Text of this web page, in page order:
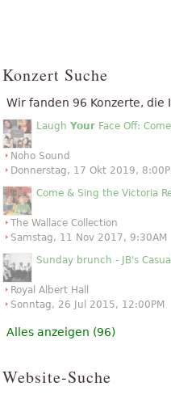
Konzert Suche
Wir fanden 96 Konzerte, die
Laugh Your Face Off:
Noho Sound
Donnerstag, 17 Okt 2019,
Come & Sing the Victoria
The Wallace Collection
Samstag, 11 Nov 2017, 9:30AM
Sunday brunch - JB's
Royal Albert Hall
Sonntag, 26 Jul 2015, 12:00PM
Alles anzeigen (96)
Website-Suche